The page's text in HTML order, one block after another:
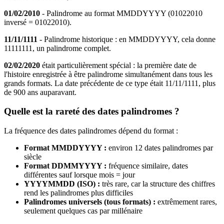
01/02/2010 - Palindrome au format MMDDYYYY (01022010
inversé = 01022010).
11/11/1111 - Palindrome historique : en MMDDYYYY, cela donne
11111111, un palindrome complet.
02/02/2020 était particulièrement spécial : la première date de
l'histoire enregistrée à être palindrome simultanément dans tous les
grands formats. La date précédente de ce type était 11/11/1111, plus
de 900 ans auparavant.
Quelle est la rareté des dates palindromes ?
La fréquence des dates palindromes dépend du format :
Format MMDDYYYY : environ 12 dates palindromes par
siècle
Format DDMMYYYY : fréquence similaire, dates
différentes sauf lorsque mois = jour
YYYYMMDD (ISO) : très rare, car la structure des chiffres
rend les palindromes plus difficiles
Palindromes universels (tous formats) : extrêmement rares,
seulement quelques cas par millénaire